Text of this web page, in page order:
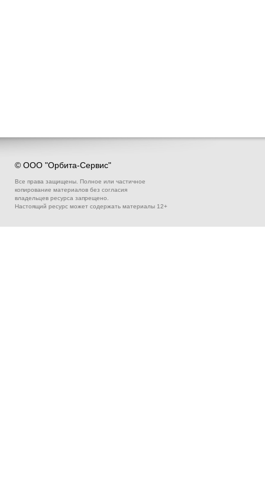
© ООО "Орбита-Сервис"
Все права защищены. Полное или частичное
копирование материалов без согласия
владельцев ресурса запрещено.
Настоящий ресурс может содержать материалы 12+